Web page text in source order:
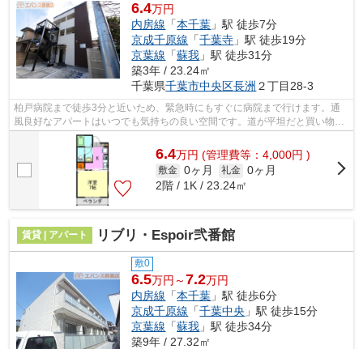
6.4万円
内房線 「本千葉 」駅 徒歩7分
京成千原線 「千葉寺 」駅 徒歩19分
京葉線 「蘇我 」駅 徒歩31分
築3年 / 23.24㎡
千葉県千葉市中央区長洲 ２丁目28-3
柏戸病院まで徒歩3分と近いため、緊急時にもすぐに病院まで行けます。通
風良好なアパートはいつでも気持ちの良い空間です。道が平坦だと買い物も
快適にできますね。気になるイチオシ物...
6.4万円 (管理費等：4,000円 )
敷金 0ヶ月 礼金 0ヶ月
2階 / 1K / 23.24㎡
賃貸 | アパート リブリ・Espoir弐番館
敷0
6.5万円～7.2万円
内房線 「本千葉 」駅 徒歩6分
京成千原線 「千葉中央 」駅 徒歩15分
京葉線 「蘇我 」駅 徒歩34分
築9年 / 27.32㎡